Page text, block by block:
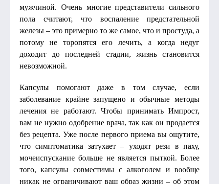
мужчиной. Очень многие представители сильного
пола считают, что воспаление предстательной
железы – это примерно то же самое, что и простуда, а
потому не торопятся его лечить, а когда недуг
доходит до последней стадии, жизнь становится
невозможной.
Капсулы помогают даже в том случае, если
заболевание крайне запущено и обычные методы
лечения не работают. Чтобы принимать Импрост,
вам не нужно одобрение врача, так как он продается
без рецепта. Уже после первого приема вы ощутите,
что симптоматика затухает – уходят рези в паху,
мочеиспускание больше не является пыткой. Более
того, капсулы совместимы с алкоголем и вообще
никак не ограничивают ваш образ жизни – об этом